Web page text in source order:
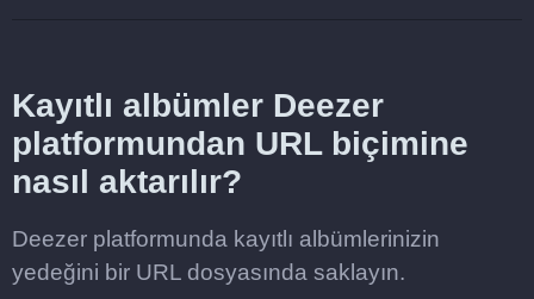
Kayıtlı albümler Deezer
platformundan URL biçimine
nasıl aktarılır?
Deezer platformunda kayıtlı albümlerinizin
yedeğini bir URL dosyasında saklayın.